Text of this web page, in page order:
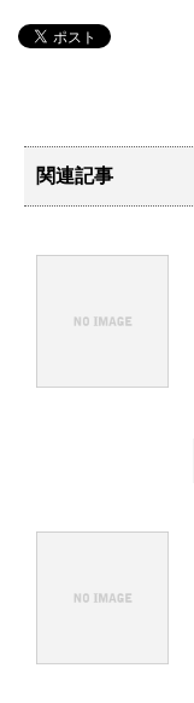
関連記事